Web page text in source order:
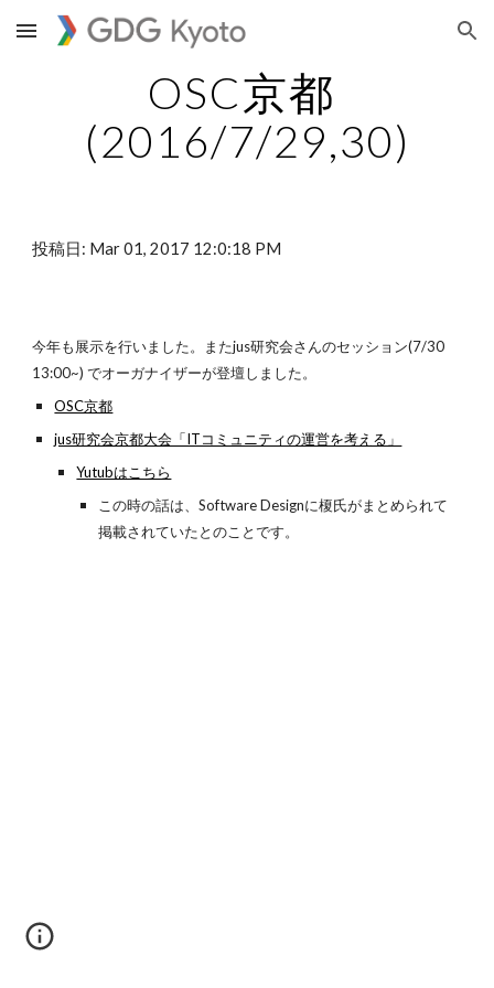
Skip to main content Skip to navigation
OSC京都
(2016/7/29,30)
投稿日: Mar 01, 2017 12:0:18 PM
今年も展示を行いました。またjus研究会さんのセッション(7/30
13:00~) でオーガナイザーが登壇しました。
OSC京都
jus研究会京都大会「ITコミュニティの運営を考える」
Yutubはこちら
この時の話は、Software Designに榎氏がまとめられて
掲載されていたとのことです。